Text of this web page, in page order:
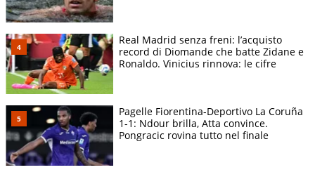
Real Madrid senza freni: l’acquisto
record di Diomande che batte Zidane e
Ronaldo. Vinicius rinnova: le cifre
Pagelle Fiorentina-Deportivo La Coruña
1-1: Ndour brilla, Atta convince.
Pongracic rovina tutto nel finale